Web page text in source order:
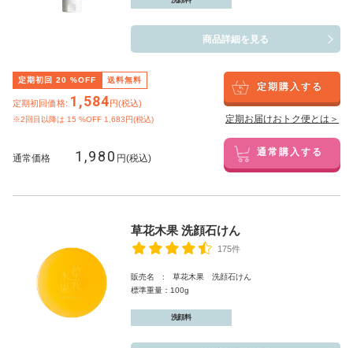
商品詳細を見る
定期初回 20 %OFF 送料無料
定期初回価格: 1,584円(税込)
※2回目以降は 15 %OFF 1,683円(税込)
定期購入する
定期お届けおトク便とは＞
通常価格 1,980 円(税込) 通常購入する
草花木果 洗顔石けん
175件
販売名 : 草花木果 洗顔石けん
標準重量：100g
洗顔料